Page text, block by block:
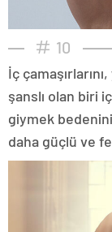
10
İç
şanslı olan biri
giymek
daha güçlü ve